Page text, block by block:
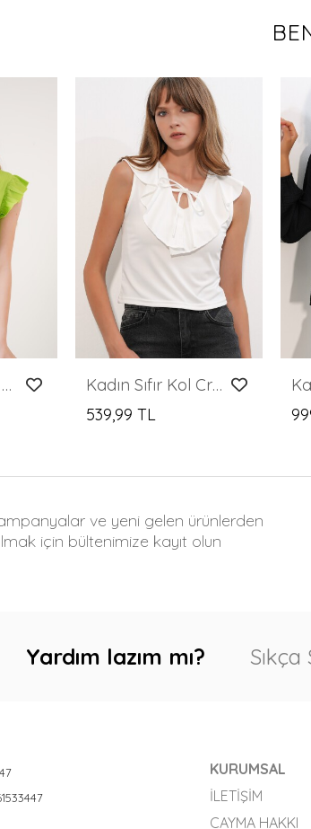
Merterium 0430 Örme Bluz - E.Yeşil
Kadın Sıfır Kol Crop Bluz 4003 - Beyaz
539,99 TL
ve yeni gelen ürünlerden
için bültenimize kayıt olun
Yardım lazım mı?
KURUMSAL
İLETIŞIM
CAYMA HAKKI